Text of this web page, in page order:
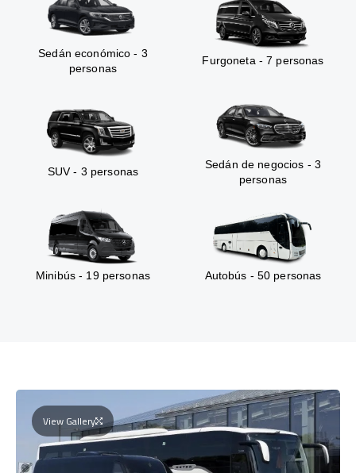
Sedán económico - 3
personas
Furgoneta - 7 personas
SUV - 3 personas
Sedán de negocios - 3
personas
Minibús - 19 personas Autobús - 50 personas
View Gallery